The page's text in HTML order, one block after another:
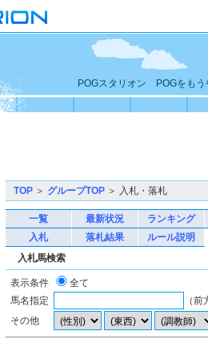
POGスタリオン POGをもう
TOP ＞ グループTOP ＞ 入札・落札
一覧 最新状況
ランキング
入札
落札結果
ルール説明
入札馬検索
表示条件
全て
馬名指定
（
その他